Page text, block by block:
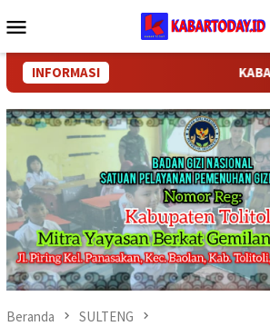
ke
Mobile
INFORMASI
Beranda SULTENG